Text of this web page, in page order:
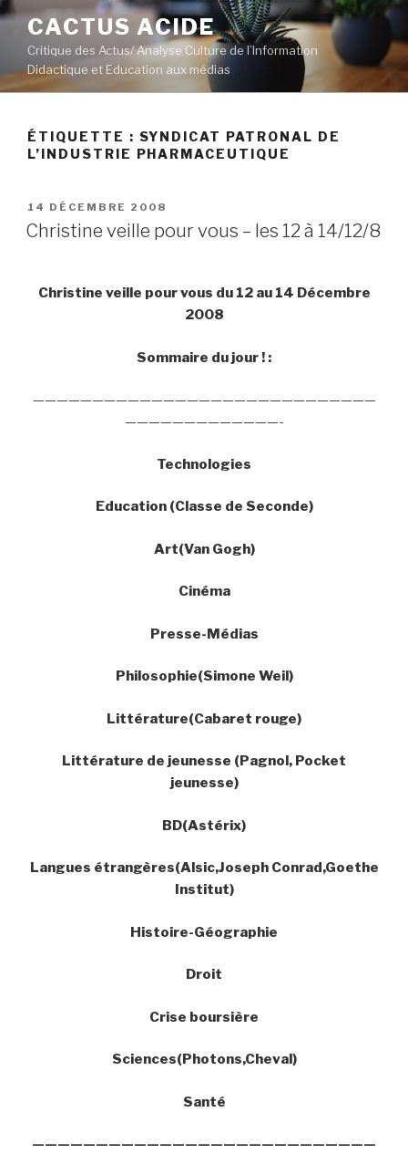
Aller
contenu
principal
CACTUS ACIDE
Critique des Actus/ Analyse Culture de l’Information
Didactique et Education aux médias
ÉTIQUETTE : SYNDICAT PATRONAL DE
L’INDUSTRIE PHARMACEUTIQUE
PUBLIÉ
LE
14 DÉCEMBRE 2008
Christine veille pour vous – les 12 à 14/12/8
Christine veille pour vous du 12 au 14 Décembre
2008
Sommaire du jour ! :
—————————————————————————————
—————————————-
Technologies
Education (Classe de Seconde)
Art(Van Gogh)
Cinéma
Presse-Médias
Philosophie(Simone Weil)
Littérature(Cabaret rouge)
Littérature de jeunesse (Pagnol, Pocket
jeunesse)
BD(Astérix)
Langues étrangères(Alsic,Joseph Conrad,Goethe
Institut)
Histoire-Géographie
Droit
Crise boursière
Sciences(Photons,Cheval)
Santé
———————————————————————————